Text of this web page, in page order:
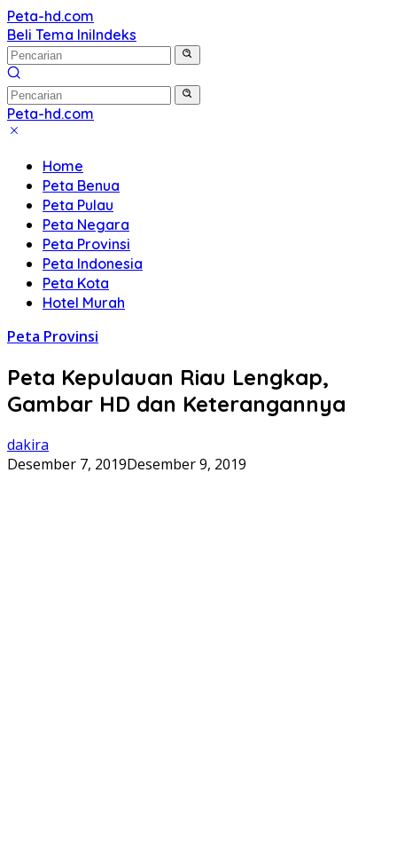
Langsung
ke
konten
Peta-hd.com
Kumpulan
Gambar
Peta
HD
Beli Tema IniIndeks
Peta-hd.com
Kumpulan
Peta
HD
Home
Peta Benua
Peta Pulau
Peta Negara
Peta Provinsi
Peta Indonesia
Peta Kota
Hotel Murah
Peta Provinsi
Peta Kepulauan Riau Lengkap,
Gambar HD dan Keterangannya
dakira
Desember 7, 2019Desember 9, 2019